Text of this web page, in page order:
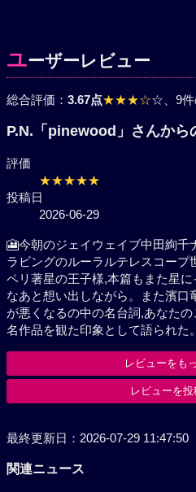
ユーザーレビュー
総合評価： 3.67点★★★☆☆、9
評価
★★★★★
🎦今朝のジェイウェイブ中
トリトルラビングのルーラ
はサン・テグジュペリ著星
ンスパイアされた作品何だ
た濱口竜介監督新作映画き
名台詞,あなたのことは未だ
観た印象として語られた。
レビューをも
レビューを投
関連ニュース